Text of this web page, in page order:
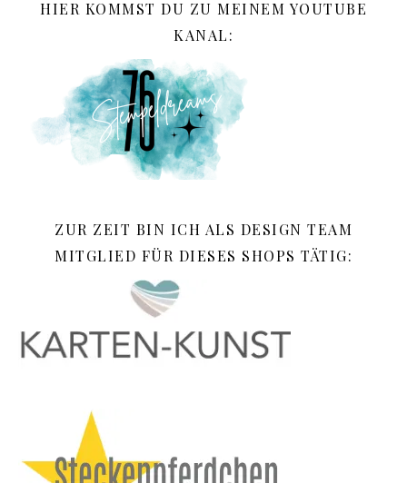
HIER KOMMST DU ZU MEINEM YOUTUBE
KANAL:
ZUR ZEIT BIN ICH ALS DESIGN TEAM
MITGLIED FÜR DIESES SHOPS TÄTIG: